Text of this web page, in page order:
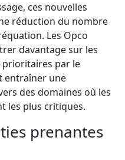
ces nouvelles
réduction du nombre
Les Opco
davantage sur les
prioritaires par le
entraîner une
des domaines où les
les plus critiques.
prenantes